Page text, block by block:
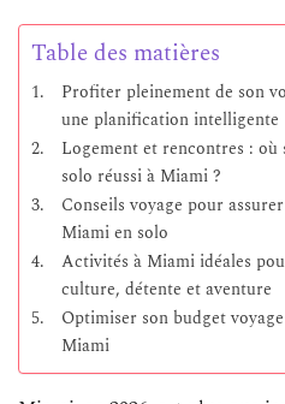
Table des matières
Profiter pleinement de son
une planification intelligente
Logement et rencontres :
solo réussi à Miami ?
Conseils voyage pour
Miami en solo
Activités à Miami idéales
culture, détente et aventure
Optimiser son budget
Miami